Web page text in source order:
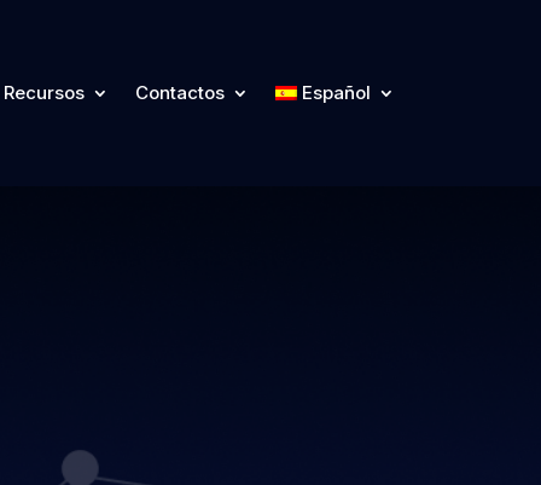
Recursos Contactos Español